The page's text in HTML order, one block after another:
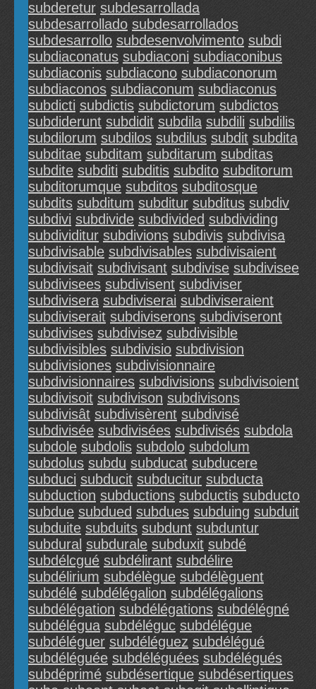
subderetur subdesarrollada
subdesarrollado subdesarrollados
subdesarrollo subdesenvolvimento subdi
subdiaconatus subdiaconi subdiaconibus
subdiaconis subdiacono subdiaconorum
subdiaconos subdiaconum subdiaconus
subdicti subdictis subdictorum subdictos
subdiderunt subdidit subdila subdili subdilis
subdilorum subdilos subdilus subdit subdita
subditae subditam subditarum subditas
subdite subditi subditis subdito subditorum
subditorumque subditos subditosque
subdits subditum subditur subditus subdiv
subdivi subdivide subdivided subdividing
subdividitur subdivions subdivis subdivisa
subdivisable subdivisables subdivisaient
subdivisait subdivisant subdivise subdivisee
subdivisees subdivisent subdiviser
subdivisera subdiviserai subdiviseraient
subdiviserait subdiviserons subdiviseront
subdivises subdivisez subdivisible
subdivisibles subdivisio subdivision
subdivisiones subdivisionnaire
subdivisionnaires subdivisions subdivisoient
subdivisoit subdivison subdivisons
subdivisât subdivisèrent subdivisé
subdivisée subdivisées subdivisés subdola
subdole subdolis subdolo subdolum
subdolus subdu subducat subducere
subduci subducit subducitur subducta
subduction subductions subductis subducto
subdue subdued subdues subduing subduit
subduite subduits subdunt subduntur
subdural subdurale subduxit subdé
subdélcgué subdélirant subdélire
subdélirium subdélègue subdélèguent
subdélé subdélégalion subdélégalions
subdélégation subdélégations subdélégné
subdélégua subdéléguc subdélégue
subdéléguer subdéléguez subdélégué
subdéléguée subdéléguées subdélégués
subdéprimé subdésertique subdésertiques